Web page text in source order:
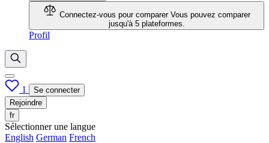
Connectez-vous pour comparer Vous pouvez comparer
jusqu'à 5 plateformes.
Profil
1
Se connecter
Rejoindre
fr
Sélectionner une langue
English German French